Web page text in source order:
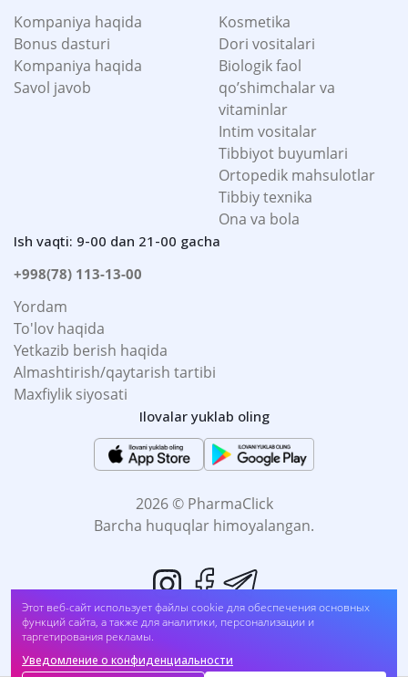
Этот веб-сайт использует файлы cookie для обеспечения основных
функций сайта, а также для аналитики, персонализации и
таргетирования рекламы.
Уведомление о конфиденциальности
Kompaniya haqida
Bonus dasturi
Kompaniya haqida
Savol javob
Kosmetika
Dori vositalari
Biologik faol
qo’shimchalar va
vitaminlar
Intim vositalar
Tibbiyot buyumlari
Ortopedik mahsulotlar
Tibbiy texnika
Ona va bola
Ish vaqti: 9-00 dan 21-00 gacha
+998(78) 113-13-00
Yordam
To'lov haqida
Yetkazib berish haqida
Almashtirish/qaytarish tartibi
Maxfiylik siyosati
Ilovalar yuklab oling
2026 © PharmaClick
Barcha huquqlar himoyalangan.